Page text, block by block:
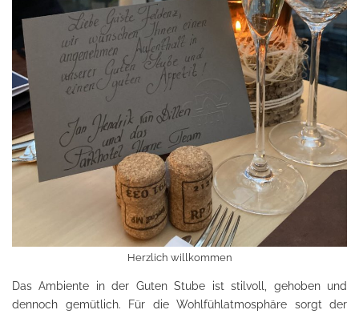
Herzlich willkommen
Das Ambiente in der Guten Stube ist stilvoll, gehoben und
dennoch gemütlich. Für die Wohlfühlatmosphäre sorgt der